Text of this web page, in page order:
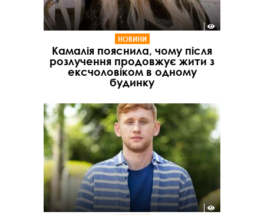
НОВИНИ
Камалія пояснила, чому після
розлучення продовжує жити з
ексчоловіком в одному
будинку